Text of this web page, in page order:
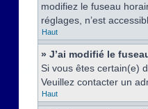
modifiez le fuseau
réglages, n’est
Haut
» J’ai modifié le
Si vous êtes certain(e)
Veuillez contacter un
Haut